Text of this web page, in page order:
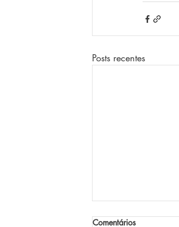
Posts recentes
Comentários